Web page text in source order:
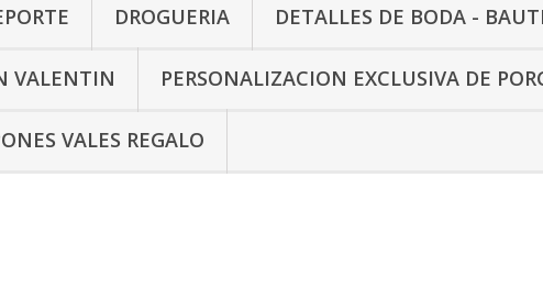
DROGUERIA DETALLES DE BODA -
VALENTIN PERSONALIZACION EXCLUSIVA DE
VALES REGALO